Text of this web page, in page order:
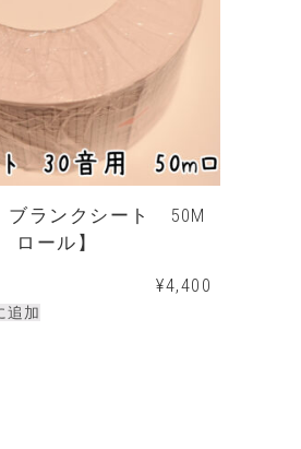
ブランクシート 50M
ロール】
¥4,400
追加